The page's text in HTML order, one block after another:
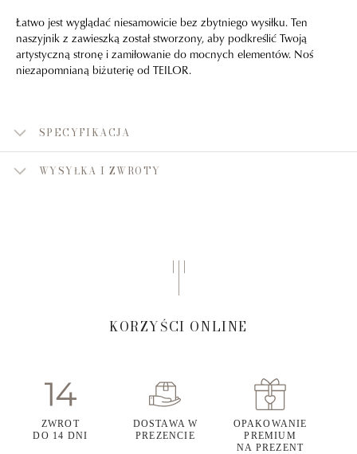
Łatwo jest wyglądać niesamowicie bez zbytniego wysiłku. Ten
naszyjnik z zawieszką został stworzony, aby podkreślić Twoją
artystyczną stronę i zamiłowanie do mocnych elementów. Noś
niezapomnianą biżuterię od TEILOR.
SPECYFIKACJA
WYSYŁKA I ZWROTY
KORZYŚCI ONLINE
ZWROT
DO 14 DNI
DOSTAWA W
PREZENCIE
OPAKOWANIE
PREMIUM
NA PREZENT